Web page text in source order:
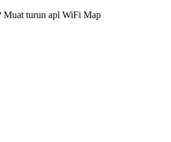
Muat turun apl WiFi Map